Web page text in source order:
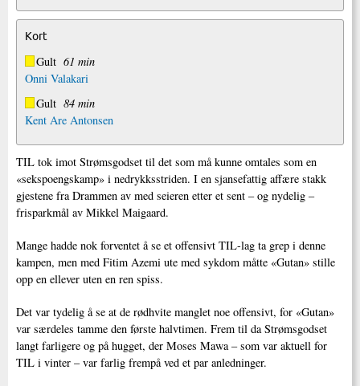
Kort
Gult 61 min
Onni Valakari
Gult 84 min
Kent Are Antonsen
TIL tok imot Strømsgodset til det som må kunne omtales som en
«sekspoengskamp» i nedrykksstriden. I en sjansefattig affære stakk
gjestene fra Drammen av med seieren etter et sent – og nydelig –
frisparkmål av Mikkel Maigaard.
Mange hadde nok forventet å se et offensivt TIL-lag ta grep i denne
kampen, men med Fitim Azemi ute med sykdom måtte «Gutan» stille
opp en ellever uten en ren spiss.
Det var tydelig å se at de rødhvite manglet noe offensivt, for «Gutan»
var særdeles tamme den første halvtimen. Frem til da Strømsgodset
langt farligere og på hugget, der Moses Mawa – som var aktuell for
TIL i vinter – var farlig frempå ved et par anledninger.